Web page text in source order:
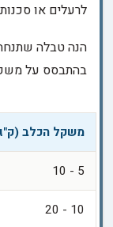
לרעלים או
הנה טבלה
בהתבסס על
משקל הכלב
5 - 10
10 - 20